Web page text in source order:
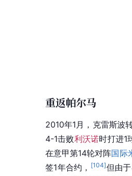
重返帕尔马
2010年1月，克雷斯波
4-1击败利沃诺时打进1
在意甲第14轮对阵国际
签1年合约， [104]但由